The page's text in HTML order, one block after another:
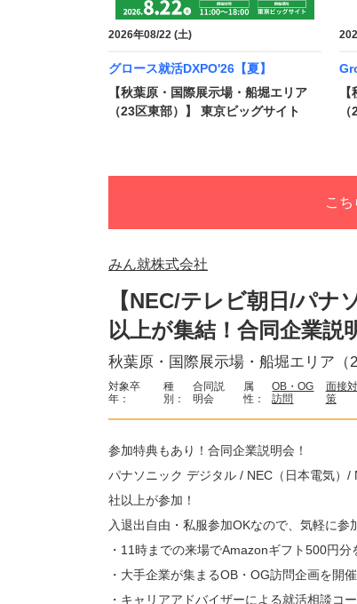
2026年08/22 (土)
グロース就活DXPO'26【夏】
【秋葉原・国際展示場・船堀エリア
（23区東部）】 東京ビッグサイト
こち
みん就株式会社
【NEC/テレビ朝日/パ
以上が集結！合同企業説
秋葉原・国際展示場・船堀エリア（
対象卒
年：
種
別：
合同説
明会
属
性：
OB・OG
訪問
面接対
策
参加特典もあり！合同企業説明会！
パナソニック デジタル / NEC（日本電気）
社以上が参加！
入退出自由・私服参加OKなので、気軽に参
・11時までの来場でAmazonギフト500円分
・大手企業が集まるOB・OG訪問企画を開
・キャリアアドバイザーによる就活相談コー